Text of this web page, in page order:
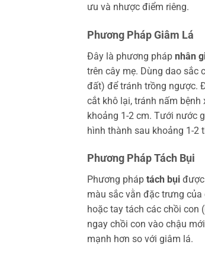
ưu và nhược điểm riêng.
Phương Pháp Giâm Lá
Đây là phương pháp nhân
trên cây mẹ. Dùng dao sắc
đất) để tránh trồng ngược.
cắt khô lại, tránh nấm
khoảng 1-2 cm. Tưới nước
hình thành sau khoảng 1-2
Phương Pháp Tách Bụi
Phương pháp tách bụi
màu sắc vằn đặc trưng
hoặc tay tách các chồi con
ngay chồi con vào chậu
mạnh hơn so với giâm lá.